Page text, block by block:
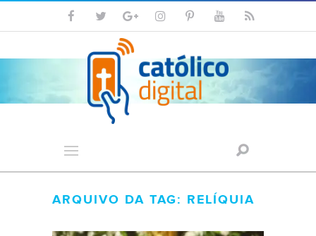
ARQUIVO DA TAG: RELÍQUIA